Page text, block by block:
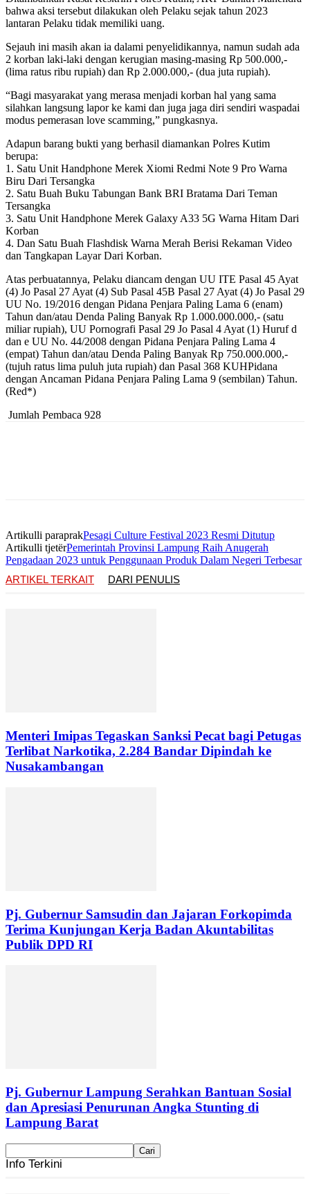
bahwa aksi tersebut dilakukan oleh Pelaku sejak tahun 2023
lantaran Pelaku tidak memiliki uang.
Sejauh ini masih akan ia dalami penyelidikannya, namun sudah ada
2 korban laki-laki dengan kerugian masing-masing Rp 500.000,-
(lima ratus ribu rupiah) dan Rp 2.000.000,- (dua juta rupiah).
“Bagi masyarakat yang merasa menjadi korban hal yang sama
silahkan langsung lapor ke kami dan juga jaga diri sendiri waspadai
modus pemerasan love scamming,” pungkasnya.
Adapun barang bukti yang berhasil diamankan Polres Kutim
berupa:
1. Satu Unit Handphone Merek Xiomi Redmi Note 9 Pro Warna
Biru Dari Tersangka
2. Satu Buah Buku Tabungan Bank BRI Bratama Dari Teman
Tersangka
3. Satu Unit Handphone Merek Galaxy A33 5G Warna Hitam Dari
Korban
4. Dan Satu Buah Flashdisk Warna Merah Berisi Rekaman Video
dan Tangkapan Layar Dari Korban.
Atas perbuatannya, Pelaku diancam dengan UU ITE Pasal 45 Ayat
(4) Jo Pasal 27 Ayat (4) Sub Pasal 45B Pasal 27 Ayat (4) Jo Pasal 29
UU No. 19/2016 dengan Pidana Penjara Paling Lama 6 (enam)
Tahun dan/atau Denda Paling Banyak Rp 1.000.000.000,- (satu
miliar rupiah), UU Pornografi Pasal 29 Jo Pasal 4 Ayat (1) Huruf d
dan e UU No. 44/2008 dengan Pidana Penjara Paling Lama 4
(empat) Tahun dan/atau Denda Paling Banyak Rp 750.000.000,-
(tujuh ratus lima puluh juta rupiah) dan Pasal 368 KUHPidana
dengan Ancaman Pidana Penjara Paling Lama 9 (sembilan) Tahun.
(Red*)
Jumlah Pembaca 928
Artikulli paraprakPesagi Culture Festival 2023 Resmi Ditutup
Artikulli tjetërPemerintah Provinsi Lampung Raih Anugerah
Pengadaan 2023 untuk Penggunaan Produk Dalam Negeri Terbesar
ARTIKEL TERKAIT
DARI PENULIS
Menteri Imipas Tegaskan Sanksi Pecat bagi Petugas
Terlibat Narkotika, 2.284 Bandar Dipindah ke
Nusakambangan
Pj. Gubernur Samsudin dan Jajaran Forkopimda
Terima Kunjungan Kerja Badan Akuntabilitas
Publik DPD RI
Pj. Gubernur Lampung Serahkan Bantuan Sosial
dan Apresiasi Penurunan Angka Stunting di
Lampung Barat
Info Terkini